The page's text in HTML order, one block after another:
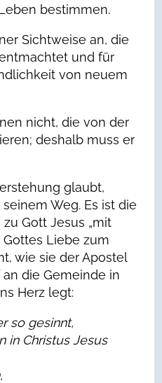
bestimmen.
Sichtweise an, die
und für
von neuem
nicht, die von der
deshalb muss er
glaubt,
Weg. Es ist die
Gott Jesus „mit
Gottes Liebe zum
wie sie der Apostel
die Gemeinde in
Herz legt:
so gesinnt,
in Christus Jesus